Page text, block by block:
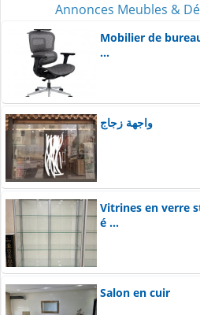
Annonces Meubles &
Mobilier de
...
واجهة زجاج
Vitrines en verre
é ...
Salon en cuir